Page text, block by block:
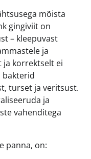
mõista
gingiviit on
– kleepuvast
ja
ja korrektselt ei
bakterid
turset ja veritsust.
ja
vahenditega
panna, on: